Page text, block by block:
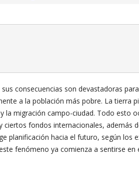
consecuencias son devastadoras
a la población más pobre. La tierra
la migración campo-ciudad. Todo esto
ciertos fondos internacionales, además
planificación hacia el futuro, según los
fenómeno ya comienza a sentirse en